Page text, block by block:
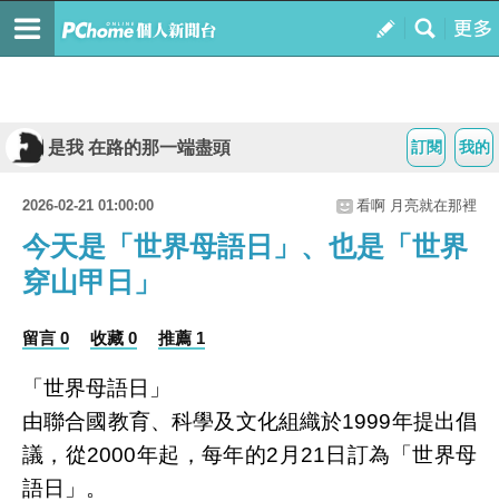
我的
訂閱
是我 在路的那一端盡頭
2026-02-21 01:00:00 看啊 月亮就在那裡
今天是「世界母語日」、也是「世界
穿山甲日」
留言 0 收藏 0 推薦 1
「世界母語日」
由聯合國教育、科學及文化組織於1999年提出倡
議，從2000年起，每年的2月21日訂為「世界母
語日」。